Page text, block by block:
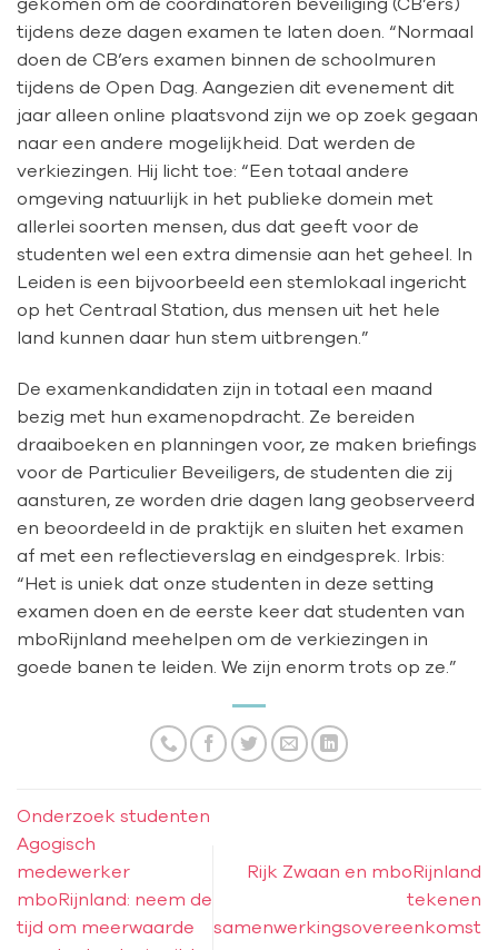
tijdens deze dagen examen te laten doen. “Normaal
doen de CB’ers examen binnen de schoolmuren
tijdens de Open Dag. Aangezien dit evenement dit
jaar alleen online plaatsvond zijn we op zoek gegaan
naar een andere mogelijkheid. Dat werden de
verkiezingen. Hij licht toe: “Een totaal andere
omgeving natuurlijk in het publieke domein met
allerlei soorten mensen, dus dat geeft voor de
studenten wel een extra dimensie aan het geheel. In
Leiden is een bijvoorbeeld een stemlokaal ingericht
op het Centraal Station, dus mensen uit het hele
land kunnen daar hun stem uitbrengen.”
De examenkandidaten zijn in totaal een maand
bezig met hun examenopdracht. Ze bereiden
draaiboeken en planningen voor, ze maken briefings
voor de Particulier Beveiligers, de studenten die zij
aansturen, ze worden drie dagen lang geobserveerd
en beoordeeld in de praktijk en sluiten het examen
af met een reflectieverslag en eindgesprek. Irbis:
“Het is uniek dat onze studenten in deze setting
examen doen en de eerste keer dat studenten van
mboRijnland meehelpen om de verkiezingen in
goede banen te leiden. We zijn enorm trots op ze.”
Onderzoek studenten
Agogisch
medewerker
mboRijnland: neem de
tijd om meerwaarde
Rijk Zwaan en mboRijnland
tekenen
samenwerkingsovereenkomst